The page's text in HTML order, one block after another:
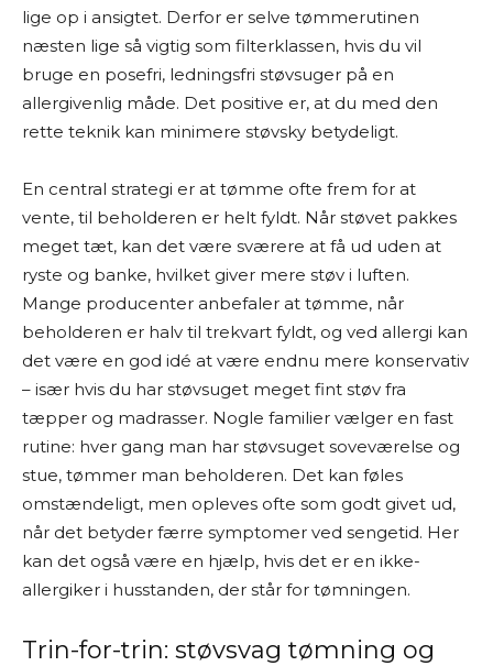
lige op i ansigtet. Derfor er selve tømmerutinen
næsten lige så vigtig som filterklassen, hvis du vil
bruge en posefri, ledningsfri støvsuger på en
allergivenlig måde. Det positive er, at du med den
rette teknik kan minimere støvsky betydeligt.
En central strategi er at tømme ofte frem for at
vente, til beholderen er helt fyldt. Når støvet pakkes
meget tæt, kan det være sværere at få ud uden at
ryste og banke, hvilket giver mere støv i luften.
Mange producenter anbefaler at tømme, når
beholderen er halv til trekvart fyldt, og ved allergi kan
det være en god idé at være endnu mere konservativ
– især hvis du har støvsuget meget fint støv fra
tæpper og madrasser. Nogle familier vælger en fast
rutine: hver gang man har støvsuget soveværelse og
stue, tømmer man beholderen. Det kan føles
omstændeligt, men opleves ofte som godt givet ud,
når det betyder færre symptomer ved sengetid. Her
kan det også være en hjælp, hvis det er en ikke-
allergiker i husstanden, der står for tømningen.
Trin-for-trin: støvsvag tømning og